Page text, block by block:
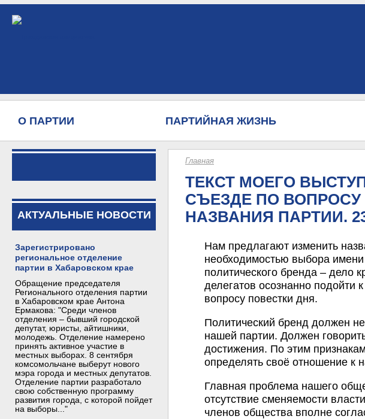
О ПАРТИИ ПАРТИЙНАЯ ЖИЗНЬ
Главная
ТЕКСТ МОЕГО
СЪЕЗДЕ ПО
НАЗВАНИЯ ПАРТИИ.
Нам предлагают изменить
необходимостью выбора
политического бренда – дело
делегатов осознанно подойти
вопросу повестки дня.
Политический бренд должен
нашей партии. Должен
достижения. По этим
определять своё отношение к
Главная проблема нашего
отсутствие сменяемости
членов общества вполне
АКТУАЛЬНЫЕ НОВОСТИ
Зарегистрировано
региональное отделение
партии в Хабаровском крае
Обращение председателя
Регионального отделения партии
в Хабаровском крае Антона
Ермакова: "Среди членов
отделения – бывший городской
депутат, юристы, айтишники,
молодежь. Отделение намерено
принять активное участие в
местных выборах. 8 сентября
комсомольчане выберут нового
мэра города и местных депутатов.
Отделение партии разработало
свою собственную программу
развития города, с которой пойдет
на выборы..."